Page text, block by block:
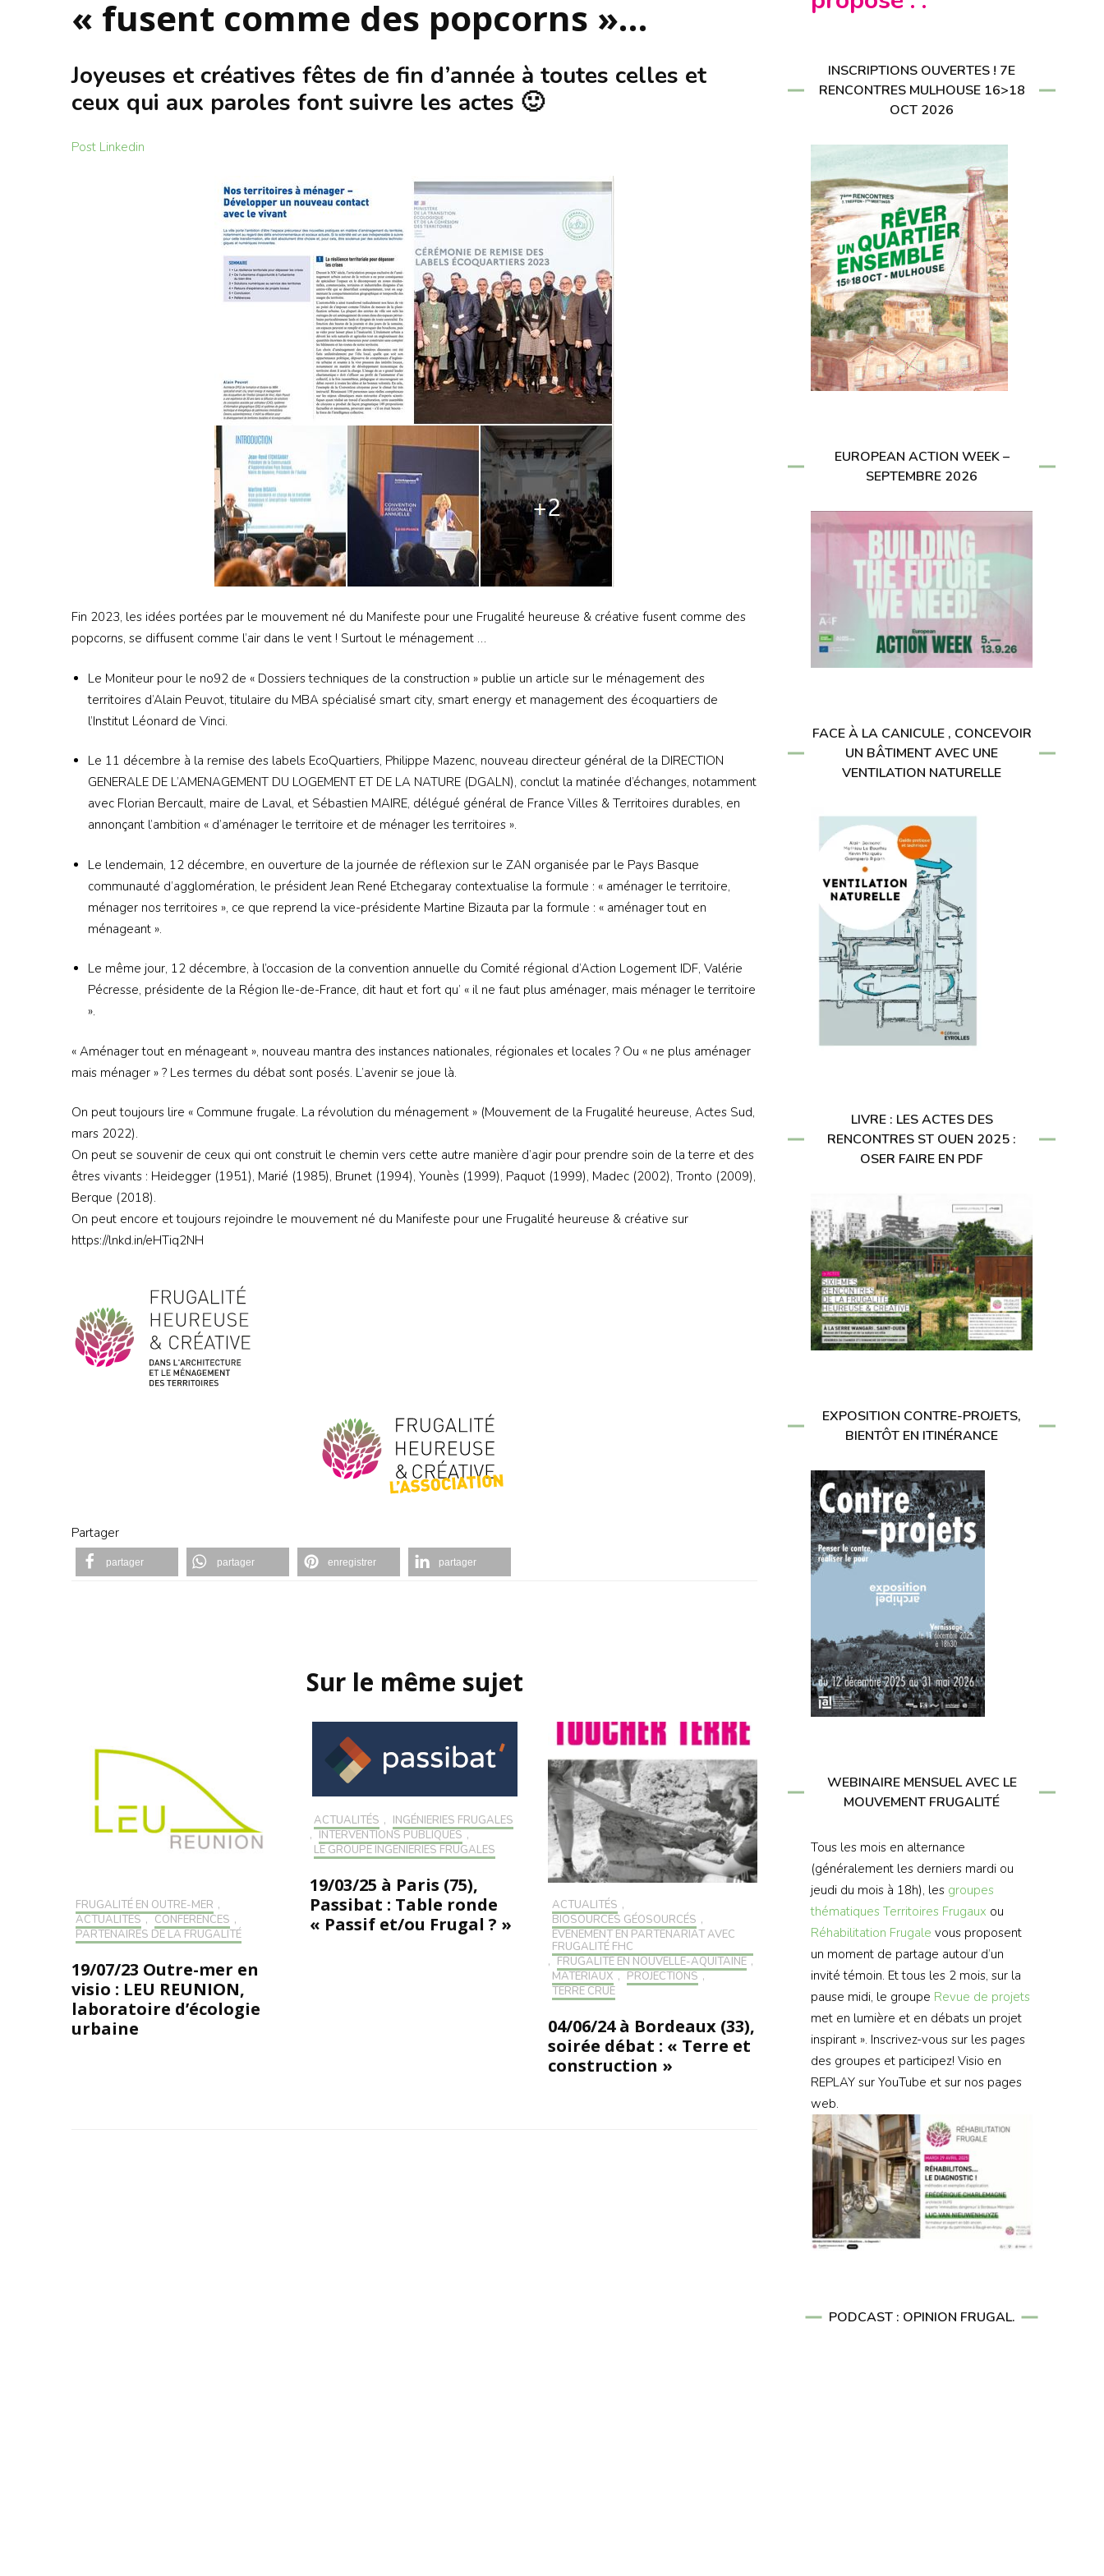
« fusent comme des popcorns »…
Joyeuses et créatives fêtes de fin d’année à toutes celles et
ceux qui aux paroles font suivre les actes 🙂
Post Linkedin
Fin 2023, les idées portées par le mouvement né du Manifeste pour une Frugalité heureuse & créative fusent comme des
popcorns, se diffusent comme l’air dans le vent ! Surtout le ménagement …
Le Moniteur pour le no92 de « Dossiers techniques de la construction » publie un article sur le ménagement des
territoires d’Alain Peuvot, titulaire du MBA spécialisé smart city, smart energy et management des écoquartiers de
l’Institut Léonard de Vinci.
Le 11 décembre à la remise des labels EcoQuartiers, Philippe Mazenc, nouveau directeur général de la DIRECTION
GENERALE DE L’AMENAGEMENT DU LOGEMENT ET DE LA NATURE (DGALN), conclut la matinée d’échanges, notamment
avec Florian Bercault, maire de Laval, et Sébastien MAIRE, délégué général de France Villes & Territoires durables, en
annonçant l’ambition « d’aménager le territoire et de ménager les territoires ».
Le lendemain, 12 décembre, en ouverture de la journée de réflexion sur le ZAN organisée par le Pays Basque
communauté d’agglomération, le président Jean René Etchegaray contextualise la formule : « aménager le territoire,
ménager nos territoires », ce que reprend la vice-présidente Martine Bizauta par la formule : « aménager tout en
ménageant ».
Le même jour, 12 décembre, à l’occasion de la convention annuelle du Comité régional d’Action Logement IDF, Valérie
Pécresse, présidente de la Région Ile-de-France, dit haut et fort qu’ « il ne faut plus aménager, mais ménager le territoire
».
« Aménager tout en ménageant », nouveau mantra des instances nationales, régionales et locales ? Ou « ne plus aménager
mais ménager » ? Les termes du débat sont posés. L’avenir se joue là.
On peut toujours lire « Commune frugale. La révolution du ménagement » (Mouvement de la Frugalité heureuse, Actes Sud,
mars 2022).
On peut se souvenir de ceux qui ont construit le chemin vers cette autre manière d’agir pour prendre soin de la terre et des
êtres vivants : Heidegger (1951), Marié (1985), Brunet (1994), Younès (1999), Paquot (1999), Madec (2002), Tronto (2009),
Berque (2018).
On peut encore et toujours rejoindre le mouvement né du Manifeste pour une Frugalité heureuse & créative sur
https://lnkd.in/eHTiq2NH
Partager
partager partager enregistrer partager
Sur le même sujet
FRUGALITÉ EN OUTRE-MER ,
ACTUALITÉS , CONFÉRENCES ,
PARTENAIRES DE LA FRUGALITÉ
19/07/23 Outre-mer en
visio : LEU REUNION,
laboratoire d’écologie
urbaine
ACTUALITÉS , INGÉNIERIES FRUGALES
, INTERVENTIONS PUBLIQUES ,
LE GROUPE INGÉNIERIES FRUGALES
19/03/25 à Paris (75),
Passibat : Table ronde
« Passif et/ou Frugal ? »
ACTUALITÉS ,
BIOSOURCÉS GÉOSOURCÉS ,
EVÉNEMENT EN PARTENARIAT AVEC
FRUGALITÉ FHC
, FRUGALITÉ EN NOUVELLE-AQUITAINE ,
MATÉRIAUX , PROJECTIONS ,
TERRE CRUE
04/06/24 à Bordeaux (33),
soirée débat : « Terre et
construction »
INSCRIPTIONS OUVERTES ! 7E
RENCONTRES MULHOUSE 16>18
OCT 2026
EUROPEAN ACTION WEEK –
SEPTEMBRE 2026
FACE À LA CANICULE , CONCEVOIR
UN BÂTIMENT AVEC UNE
VENTILATION NATURELLE
LIVRE : LES ACTES DES
RENCONTRES ST OUEN 2025 :
OSER FAIRE EN PDF
EXPOSITION CONTRE-PROJETS,
BIENTÔT EN ITINÉRANCE
WEBINAIRE MENSUEL AVEC LE
MOUVEMENT FRUGALITÉ
Tous les mois en alternance
(généralement les derniers mardi ou
jeudi du mois à 18h), les groupes
thématiques Territoires Frugaux ou
Réhabilitation Frugale vous proposent
un moment de partage autour d’un
invité témoin. Et tous les 2 mois, sur la
pause midi, le groupe Revue de projets
met en lumière et en débats un projet
inspirant ». Inscrivez-vous sur les pages
des groupes et participez! Visio en
REPLAY sur YouTube et sur nos pages
web.
PODCAST : OPINION FRUGAL.